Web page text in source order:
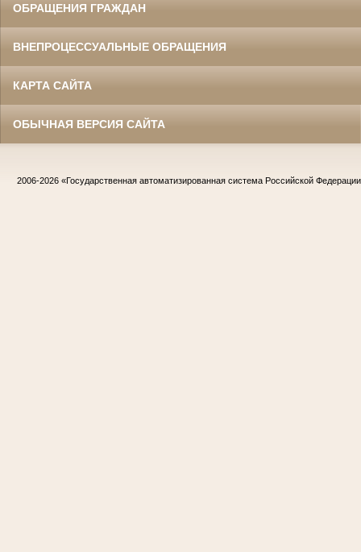
ОБРАЩЕНИЯ ГРАЖДАН
ВНЕПРОЦЕССУАЛЬНЫЕ ОБРАЩЕНИЯ
КАРТА САЙТА
ОБЫЧНАЯ ВЕРСИЯ САЙТА
2006-2026 «Государственная автоматизированная система Российской